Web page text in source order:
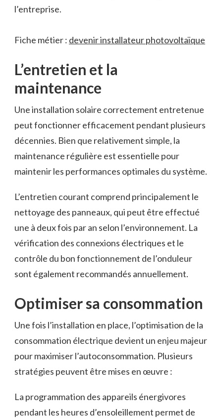
l’entreprise.
Fiche métier : devenir installateur photovoltaïque
L’entretien et la
maintenance
Une installation solaire correctement entretenue
peut fonctionner efficacement pendant plusieurs
décennies. Bien que relativement simple, la
maintenance régulière est essentielle pour
maintenir les performances optimales du système.
L’entretien courant comprend principalement le
nettoyage des panneaux, qui peut être effectué
une à deux fois par an selon l’environnement. La
vérification des connexions électriques et le
contrôle du bon fonctionnement de l’onduleur
sont également recommandés annuellement.
Optimiser sa consommation
Une fois l’installation en place, l’optimisation de la
consommation électrique devient un enjeu majeur
pour maximiser l’autoconsommation. Plusieurs
stratégies peuvent être mises en œuvre :
La programmation des appareils énergivores
pendant les heures d’ensoleillement permet de